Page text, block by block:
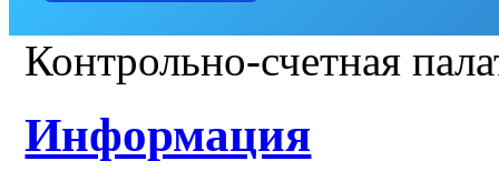
Контрольно-счетная
Информация